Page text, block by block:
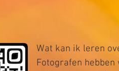
Wat kan ik leren
Fotografen